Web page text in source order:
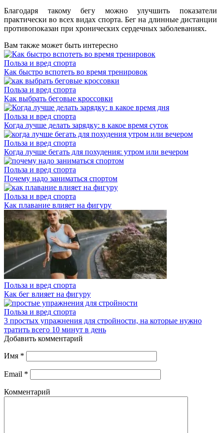
Благодаря такому бегу можно улучшить показатели
практически во всех видах спорта. Бег на длинные дистанции
противопоказан при хронических сердечных заболеваниях.
Вам также может быть интересно
Польза и вред спорта
Как быстро вспотеть во время тренировок
Польза и вред спорта
Как выбрать беговые кроссовки
Польза и вред спорта
Когда лучше делать зарядку: в какое время суток
Польза и вред спорта
Когда лучше бегать для похудения: утром или вечером
Польза и вред спорта
Почему надо заниматься спортом
Польза и вред спорта
Как плавание влияет на фигуру
Польза и вред спорта
Как бег влияет на фигуру
Польза и вред спорта
3 простых упражнения для стройности, на которые нужно
тратить всего 10 минут в день
Добавить комментарий
Имя *
Email *
Комментарий